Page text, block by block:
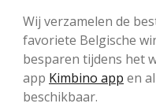
Wij verzamelen de
favoriete Belgische
besparen tijdens het
app Kimbino app en
beschikbaar.